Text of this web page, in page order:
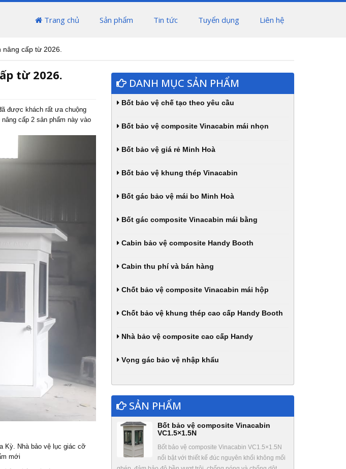
Trang chủ Sản phẩm Tin tức Tuyển dụng Liên hệ
cấp từ 2026.
từ 2026.
được khách rất ưa chuộng
cấp 2 sản phẩm này vào
Kỳ. Nhà bảo vệ lục giác cỡ
mới
DANH MỤC SẢN PHẨM
Bốt bảo vệ chế tạo theo yêu cầu
Bốt bảo vệ composite Vinacabin mái nhọn
Bốt bảo vệ giá rẻ Minh Hoà
Bốt bảo vệ khung thép Vinacabin
Bốt gác bảo vệ mái bo Minh Hoà
Bốt gác composite Vinacabin mái bằng
Cabin bảo vệ composite Handy Booth
Cabin thu phí và bán hàng
Chốt bảo vệ composite Vinacabin mái hộp
Chốt bảo vệ khung thép cao cấp Handy Booth
Nhà bảo vệ composite cao cấp Handy
Vọng gác bảo vệ nhập khẩu
SẢN PHẨM
Bốt bảo vệ composite Vinacabin
VC1.5×1.5N
Bốt bảo vệ composite Vinacabin VC1.5×1.5N
nổi bật với thiết kế đúc nguyên khối không mối